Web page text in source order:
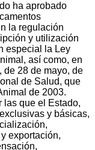
ha aprobado
la regulación
y utilización
especial la Ley
así como, en
de 28 de mayo, de
de Salud, que
de 2003.
las que el Estado,
y básicas,
exportación,